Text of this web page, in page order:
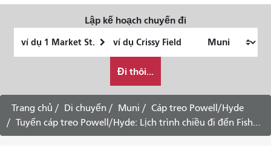
Lập kế hoạch chuyến đi
thúc
muốn
đi
du
lịch
như
Đi thôi...
Trang chủ Di chuyển Muni
Cáp treo Powell/Hyde
Tuyến cáp treo Powell/Hyde: Lịch trình chiều đi đến Fisherman's Wharf